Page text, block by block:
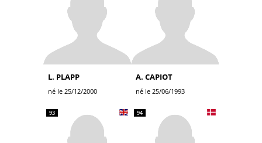
L. PLAPP
né le 25/12/2000
A. CAPIOT
né le 25/06/1993
93 94